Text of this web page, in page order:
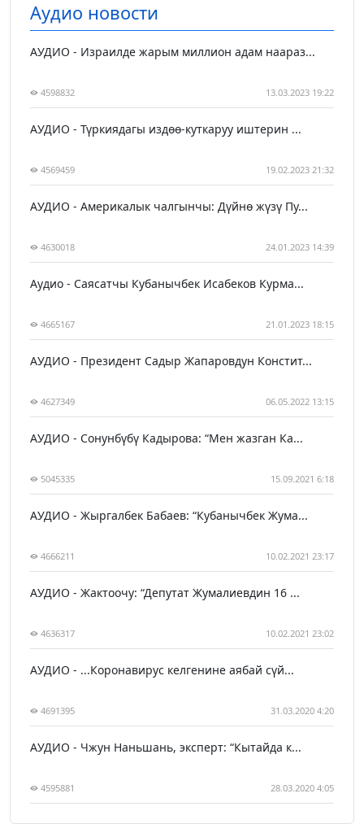
Аудио новости
АУДИО - Израилде жарым миллион адам наараз...
4598832 13.03.2023 19:22
АУДИО - Түркиядагы издөө-куткаруу иштерин ...
4569459 19.02.2023 21:32
АУДИО - Америкалык чалгынчы: Дүйнө жүзү Пу...
4630018 24.01.2023 14:39
Аудио - Саясатчы Кубанычбек Исабеков Курма...
4665167 21.01.2023 18:15
АУДИО - Президент Садыр Жапаровдун Констит...
4627349 06.05.2022 13:15
АУДИО - Сонунбүбү Кадырова: “Мен жазган Ка...
5045335 15.09.2021 6:18
АУДИО - Жыргалбек Бабаев: “Кубанычбек Жума...
4666211 10.02.2021 23:17
АУДИО - Жактоочу: “Депутат Жумалиевдин 16 ...
4636317 10.02.2021 23:02
АУДИО - ...Коронавирус келгенине аябай сүй...
4691395 31.03.2020 4:20
АУДИО - Чжун Наньшань, эксперт: “Кытайда к...
4595881 28.03.2020 4:05